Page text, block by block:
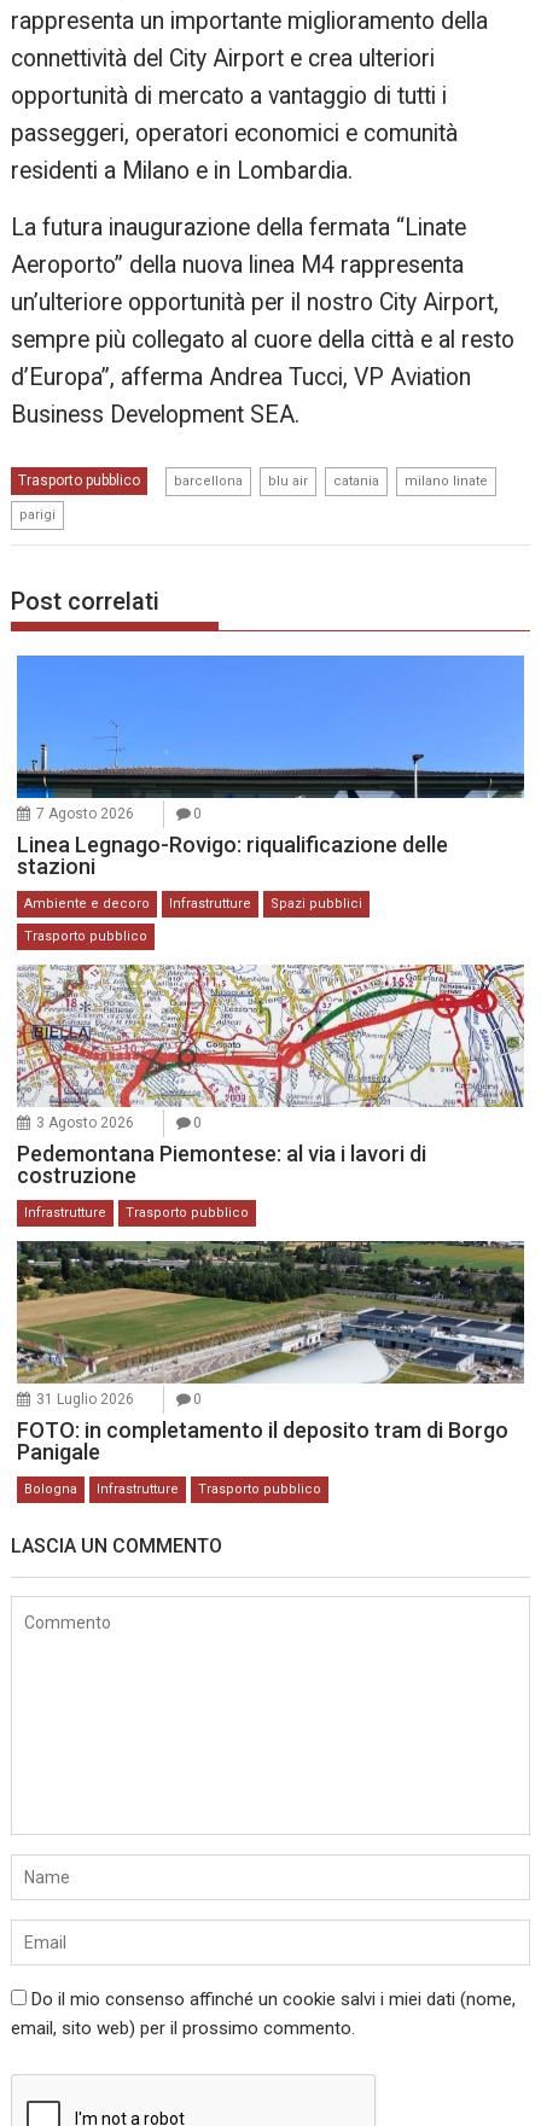
rappresenta un importante miglioramento della
connettività del City Airport e crea ulteriori
opportunità di mercato a vantaggio di tutti i
passeggeri, operatori economici e comunità
residenti a Milano e in Lombardia.
La futura inaugurazione della fermata “Linate
Aeroporto” della nuova linea M4 rappresenta
un’ulteriore opportunità per il nostro City Airport,
sempre più collegato al cuore della città e al resto
d’Europa”, afferma Andrea Tucci, VP Aviation
Business Development SEA.
Trasporto pubblico barcellona blu air catania milano linate
parigi
Post correlati
7 Agosto 2026 0
Linea Legnago-Rovigo: riqualificazione delle
stazioni
Ambiente e decoro Infrastrutture Spazi pubblici
Trasporto pubblico
3 Agosto 2026 0
Pedemontana Piemontese: al via i lavori di
costruzione
Infrastrutture Trasporto pubblico
31 Luglio 2026 0
FOTO: in completamento il deposito tram di Borgo
Panigale
Bologna Infrastrutture Trasporto pubblico
LASCIA UN COMMENTO
Do il mio consenso affinché un cookie salvi i miei dati (nome,
email, sito web) per il prossimo commento.